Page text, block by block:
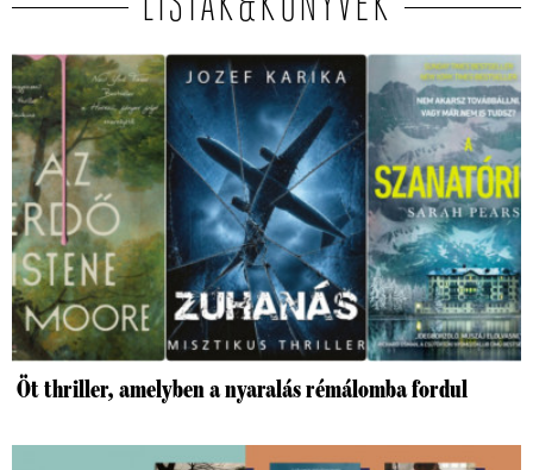
Öt thriller, amelyben a nyaralás rémálomba fordul